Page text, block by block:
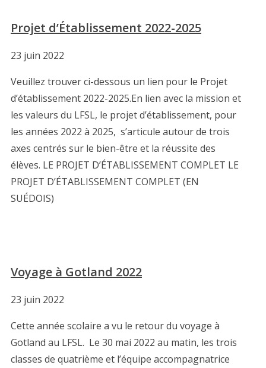
Projet d’Établissement 2022-2025
23 juin 2022
Veuillez trouver ci-dessous un lien pour le Projet
d’établissement 2022-2025.En lien avec la mission et
les valeurs du LFSL, le projet d’établissement, pour
les années 2022 à 2025, s’articule autour de trois
axes centrés sur le bien-être et la réussite des
élèves. LE PROJET D’ÉTABLISSEMENT COMPLET LE
PROJET D’ÉTABLISSEMENT COMPLET (EN
SUÉDOIS)
Voyage à Gotland 2022
23 juin 2022
Cette année scolaire a vu le retour du voyage à
Gotland au LFSL. Le 30 mai 2022 au matin, les trois
classes de quatrième et l’équipe accompagnatrice